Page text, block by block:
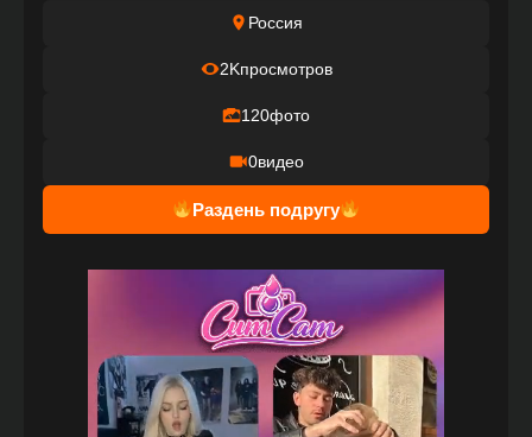
Россия
2Kпросмотров
120фото
0видео
Раздень подругу